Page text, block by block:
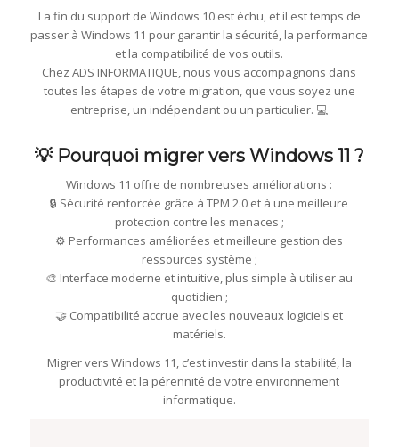
La fin du support de Windows 10 est échu, et il est temps de
passer à Windows 11 pour garantir la sécurité, la performance
et la compatibilité de vos outils.
Chez ADS INFORMATIQUE, nous vous accompagnons dans
toutes les étapes de votre migration, que vous soyez une
entreprise, un indépendant ou un particulier. 💻
💡 Pourquoi migrer vers Windows 11 ?
Windows 11 offre de nombreuses améliorations :
🔒 Sécurité renforcée grâce à TPM 2.0 et à une meilleure
protection contre les menaces ;
⚙️ Performances améliorées et meilleure gestion des
ressources système ;
🎨 Interface moderne et intuitive, plus simple à utiliser au
quotidien ;
🤝 Compatibilité accrue avec les nouveaux logiciels et
matériels.
Migrer vers Windows 11, c’est investir dans la stabilité, la
productivité et la pérennité de votre environnement
informatique.